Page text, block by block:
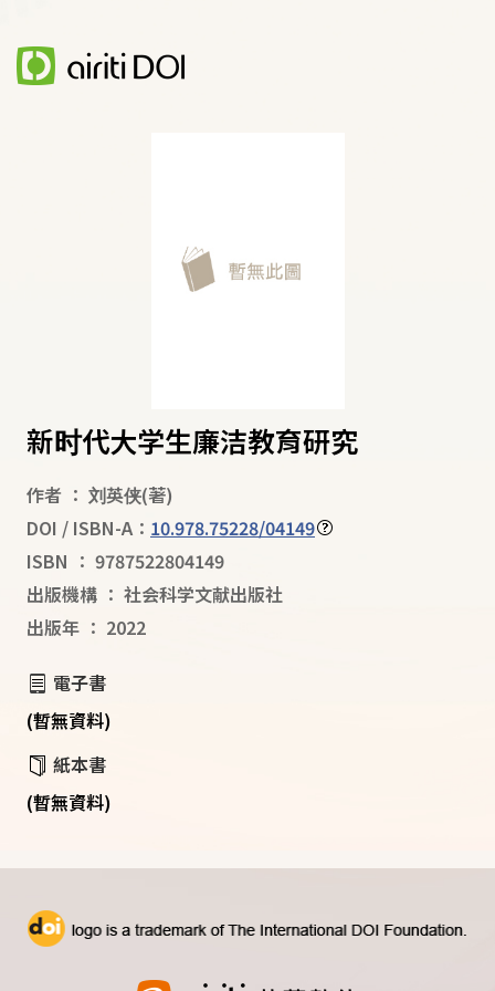
新时代大学生廉洁教育研究
作者 ： 刘英侠(著)
DOI / ISBN-A： 10.978.75228/04149
ISBN ： 9787522804149
出版機構 ： 社会科学文献出版社
出版年 ： 2022
電子書
(暫無資料)
紙本書
(暫無資料)